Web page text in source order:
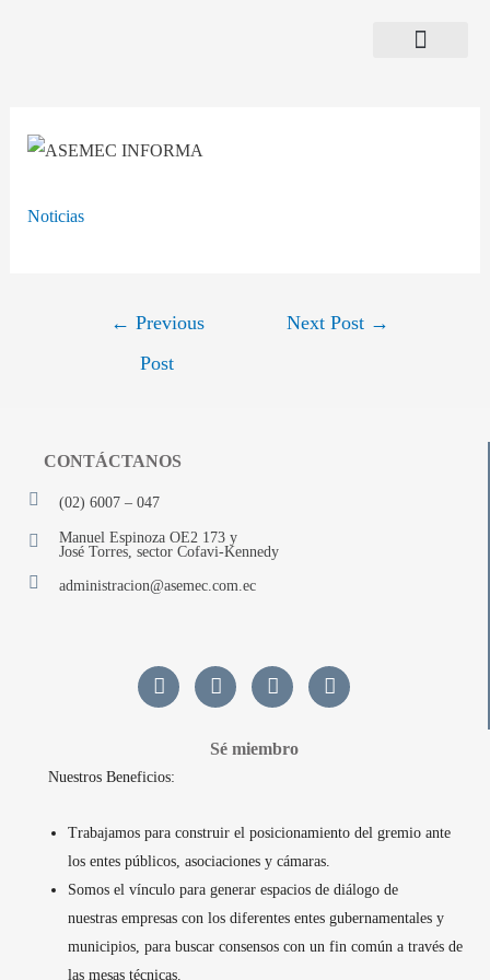
Noticias
← Previous
Post
Next Post →
CONTÁCTANOS
(02) 6007 – 047
Manuel Espinoza OE2 173 y
José Torres, sector Cofavi-Kennedy
administracion@asemec.com.ec
Sé miembro
Nuestros Beneficios:
Trabajamos para construir el posicionamiento del gremio ante
los entes públicos, asociaciones y cámaras.
Somos el vínculo para generar espacios de diálogo de
nuestras empresas con los diferentes entes gubernamentales y
municipios, para buscar consensos con un fin común a través de
las mesas técnicas.